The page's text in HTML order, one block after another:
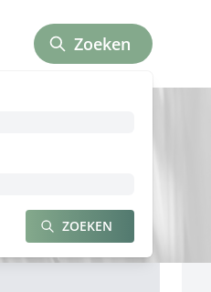
Zoeken naar bedrijven
Zoeken
ZOEKEN NAAR BEDRIJVEN
ZOEKEN